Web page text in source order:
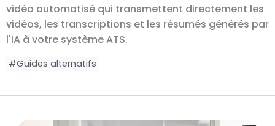
vidéo automatisé qui transmettent directement les
vidéos, les transcriptions et les résumés générés par
l'IA à votre système ATS.
#Guides alternatifs